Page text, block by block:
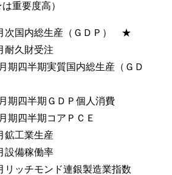
は重要度高）
次国内総生産（ＧＤＰ） ★
久財受注
四半期実質国内総生産（ＧＤ
期四半期ＧＤＰ個人消費
期四半期コアＰＣＥ
工業生産
備稼働率
ッチモンド連銀製造業指数